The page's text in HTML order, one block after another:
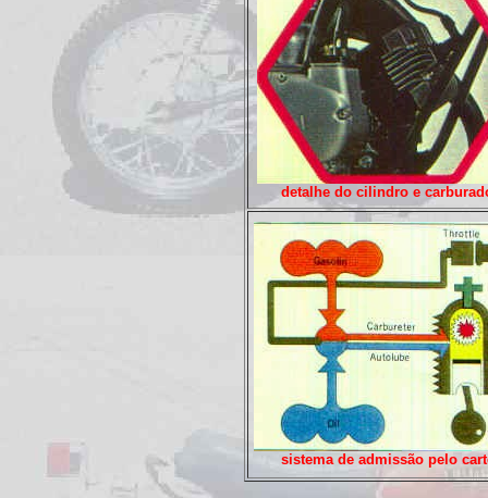
detalhe do cilindro e
sistema de admissão pelo